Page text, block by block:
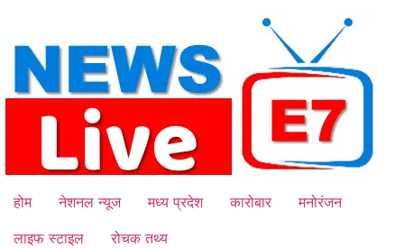
content
होम नेशनल न्यूज मध्य प्रदेश कारोबार
मनोरंजन
लाइफ स्टाइल
रोचक तथ्य